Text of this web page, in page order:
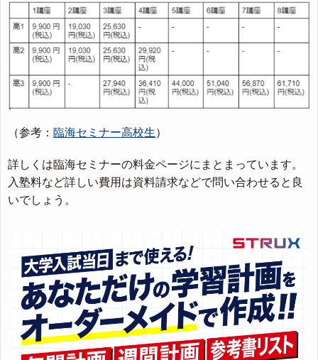
（参考： 臨海セミナー高校生）
詳しくは臨海セミナーの料金ページにまとまっています。
入塾料など詳しい費用は資料請求などで問い合わせると良
いでしょう。